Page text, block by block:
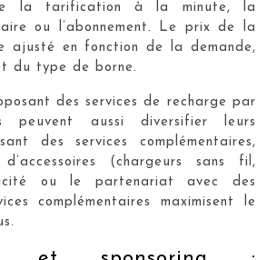
la tarification à la minute, la
ou l’abonnement. Le prix de la
ajusté en fonction de la demande,
du type de borne.
des services de recharge par
peuvent aussi diversifier leurs
des services complémentaires,
(chargeurs sans fil,
ou le partenariat avec des
complémentaires maximisent le